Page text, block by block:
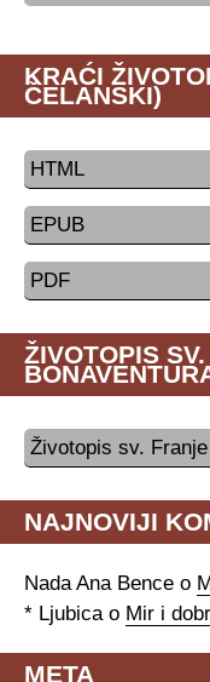
KRAĆI
ČELANSKI)
HTML
EPUB
PDF
ŽIVOTOPIS
Životopis sv. Franje
NAJNOVIJI
Nada Ana Bence o
* Ljubica o Mir i
META